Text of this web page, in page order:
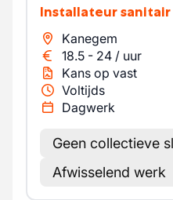
Installateur sanitair
Kanegem
18.5 - 24 / uur
Kans op vast
Voltijds
Dagwerk
Geen collectieve
Afwisselend werk